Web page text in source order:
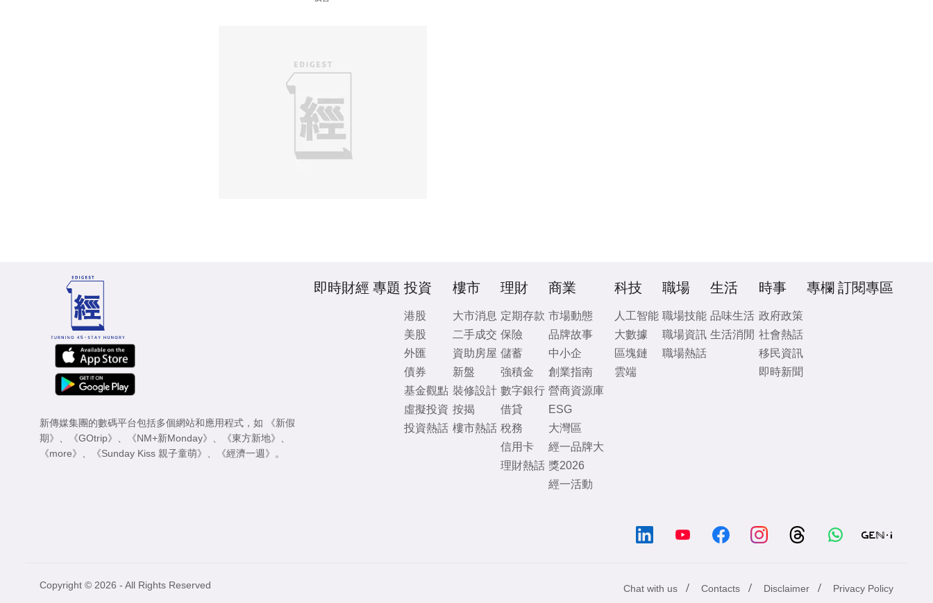
新傳媒集團的數碼平台包括多個網站和應用程式，如
《新假
期》
《GOtrip》 《NM+新Monday》 《東方新地》
《more》
《Sunday Kiss 親子童萌》 《經濟一週》 。
即時財經 專題 投資
港股
美股
外匯
債券
基金觀點
虛擬投資
投資熱話
樓市
大市消息
二手成交
資助房屋
新盤
裝修設計
按揭
樓市熱話
理財
定期存款
保險
儲蓄
強積金
數字銀行
借貸
稅務
信用卡
理財熱話
商業
市場動態
品牌故事
中小企
創業指南
營商資源庫
ESG
大灣區
經一品牌大
獎2026
經一活動
科技
人工智能
大數據
區塊鏈
雲端
職場
職場技能
職場資訊
職場熱話
生活
品味生活
生活消閒
時事
政府政策
社會熱話
移民資訊
即時新聞
專欄 訂閱專區
Chat with us / Contacts / Disclaimer / Privacy Policy
Copyright © 2026 - All Rights Reserved